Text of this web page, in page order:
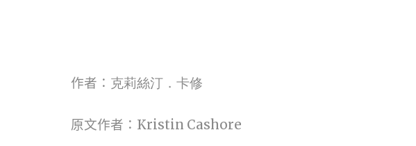
作者： 克莉絲汀．卡修
原文作者： Kristin Cashore